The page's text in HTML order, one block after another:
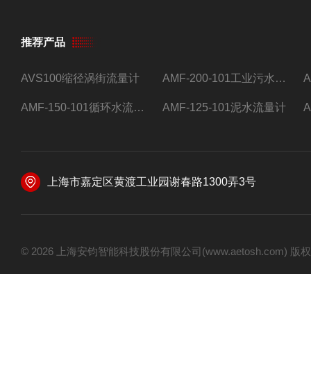
推荐产品
AVS100缩径涡街流量计 AMF-200-101工业污水流量计
AMF-150-101循环水流量计,电磁流量计 AMF-125-101泥水流量计
上海市嘉定区黄渡工业园谢春路1300弄3号
© 2026 上海安钧智能科技股份有限公司(www.aetosh.com)